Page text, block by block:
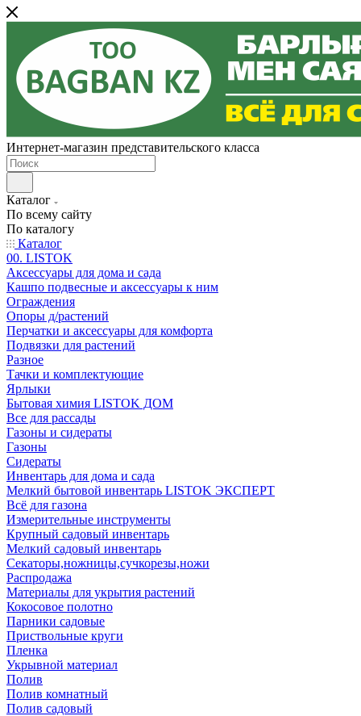
Интернет-магазин представительского класса
Каталог
По всему сайту
По каталогу
Каталог
00. LISTOK
Аксессуары для дома и сада
Кашпо подвесные и аксессуары к ним
Ограждения
Опоры д/растений
Перчатки и аксессуары для комфорта
Подвязки для растений
Разное
Тачки и комплектующие
Ярлыки
Бытовая химия LISTOK ДОМ
Все для рассады
Газоны и сидераты
Газоны
Сидераты
Инвентарь для дома и сада
Мелкий бытовой инвентарь LISTOK ЭКСПЕРТ
Всё для газона
Измерительные инструменты
Крупный садовый инвентарь
Мелкий садовый инвентарь
Секаторы,ножницы,сучкорезы,ножи
Распродажа
Материалы для укрытия растений
Кокосовое полотно
Парники садовые
Приствольные круги
Пленка
Укрывной материал
Полив
Полив комнатный
Полив садовый